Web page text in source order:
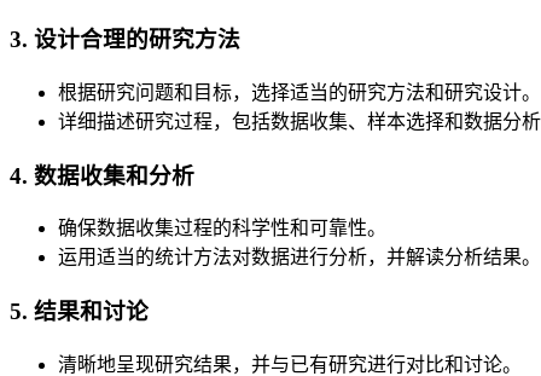
3. 设计合理的研究方法
根据研究问题和目标，选择适当的研究方法和研究设计。
详细描述研究过程，包括数据收集、样本选择和数据分
4. 数据收集和分析
确保数据收集过程的科学性和可靠性。
运用适当的统计方法对数据进行分析，并解读分析结果。
5. 结果和讨论
清晰地呈现研究结果，并与已有研究进行对比和讨论。